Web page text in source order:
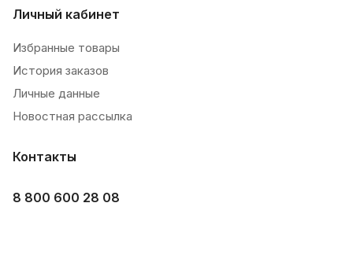
Личный кабинет
Избранные товары
История заказов
Личные данные
Новостная рассылка
Контакты
8 800 600 28 08